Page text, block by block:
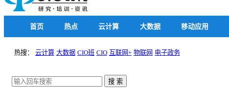
首页 热点 云计算 大数据 移动应用
热搜： 云计算 大数据 CIO班 CIO 互联网+ 物联网 电子政务